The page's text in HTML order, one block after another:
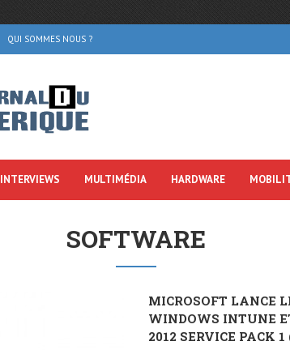
QUI SOMMES NOUS ?
INTERVIEWS MULTIMÉDIA HARDWARE
SOFTWARE
MICROSOFT LANCE
WINDOWS INTUNE
2012 SERVICE PACK 1